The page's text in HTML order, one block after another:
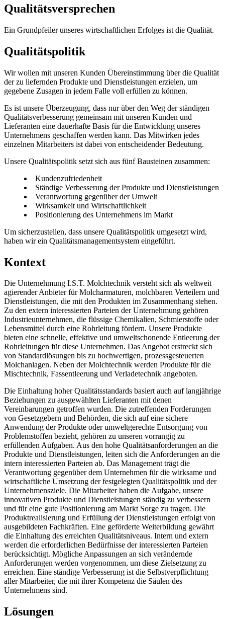
Qualitätsversprechen
Ein Grundpfeiler unseres wirtschaftlichen Erfolges ist die Qualität.
Qualitätspolitik
Wir wollen mit unseren Kunden Übereinstimmung über die Qualität
der zu liefernden Produkte und Dienstleistungen erzielen, um
gegebene Zusagen in jedem Falle voll erfüllen zu können.
Es ist unsere Überzeugung, dass nur über den Weg der ständigen
Qualitätsverbesserung gemeinsam mit unseren Kunden und
Lieferanten eine dauerhafte Basis für die Entwicklung unseres
Unternehmens geschaffen werden kann. Das Mitwirken jedes
einzelnen Mitarbeiters ist dabei von entscheidender Bedeutung.
Unsere Qualitätspolitik setzt sich aus fünf Bausteinen zusammen:
Kundenzufriedenheit
Ständige Verbesserung der Produkte und Dienstleistungen
Verantwortung gegenüber der Umwelt
Wirksamkeit und Wirtschaftlichkeit
Positionierung des Unternehmens im Markt
Um sicherzustellen, dass unsere Qualitätspolitik umgesetzt wird,
haben wir ein Qualitätsmanagementsystem eingeführt.
Kontext
Die Unternehmung I.S.T. Molchtechnik versteht sich als weltweit
agierender Anbieter für Molcharmaturen, molchbaren Verteilern und
Dienstleistungen, die mit den Produkten im Zusammenhang stehen.
Zu den extern interessierten Parteien der Unternehmung gehören
Industrieunternehmen, die flüssige Chemikalien, Schmierstoffe oder
Lebensmittel durch eine Rohrleitung fördern. Unsere Produkte
bieten eine schnelle, effektive und umweltschonende Entleerung der
Rohrleitungen für diese Unternehmen. Das Angebot erstreckt sich
von Standardlösungen bis zu hochwertigen, prozessgesteuerten
Molchanlagen. Neben der Molchtechnik werden Produkte für die
Mischtechnik, Fassentleerung und Verladetechnik angeboten.
Die Einhaltung hoher Qualitätsstandards basiert auch auf langjährige
Beziehungen zu ausgewählten Lieferanten mit denen
Vereinbarungen getroffen wurden. Die zutreffenden Forderungen
von Gesetzgebern und Behörden, die sich auf eine sichere
Anwendung der Produkte oder umweltgerechte Entsorgung von
Problemstoffen bezieht, gehören zu unseren vorrangig zu
erfüllenden Aufgaben. Aus den hohe Qualitätsanforderungen an die
Produkte und Dienstleistungen, leiten sich die Anforderungen an die
intern interessierten Parteien ab. Das Management trägt die
Verantwortung gegenüber dem Unternehmen für die wirksame und
wirtschaftliche Umsetzung der festgelegten Qualitätspolitik und der
Unternehmensziele. Die Mitarbeiter haben die Aufgabe, unsere
innovativen Produkte und Dienstleistungen ständig zu verbessern
und für eine gute Positionierung am Markt Sorge zu tragen. Die
Produktrealisierung und Erfüllung der Dienstleistungen erfolgt von
ausgebildeten Fachkräften. Eine geförderte Weiterbildung gewährt
die Einhaltung des erreichten Qualitätsniveaus. Intern und extern
werden die erforderlichen Bedürfnisse der interessierten Parteien
berücksichtigt. Mögliche Anpassungen an sich verändernde
Anforderungen werden vorgenommen, um diese Zielsetzung zu
erreichen. Eine ständige Verbesserung ist die Selbstverpflichtung
aller Mitarbeiter, die mit ihrer Kompetenz die Säulen des
Unternehmens sind.
Lösungen